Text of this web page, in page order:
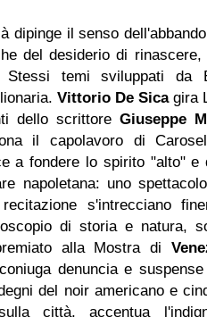
dipinge il senso
del desiderio di
Stessi temi sviluppati da
Vittorio De Sicagira
dello scrittore Giuseppe
il capolavoro di
a fondere lo spirito "alto" e
napoletana: uno
s'intrecciano
di storia e natura,
alla Mostra di
denuncia e
del noir americano e
città, accentua